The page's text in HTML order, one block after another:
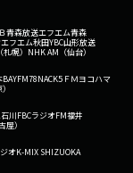
青森放送エフエム青森
エフエム秋田YBC山形放送
幌） NHK AM（仙台）
BAYFM78NACK5 ＦＭヨコハマ
川FBCラジオFM福井
屋）
オK-MIX SHIZUOKA